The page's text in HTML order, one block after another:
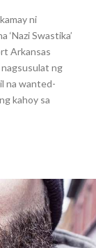
ni
‘Nazi Swastika’
Arkansas
ng
na wanted-
kahoy sa